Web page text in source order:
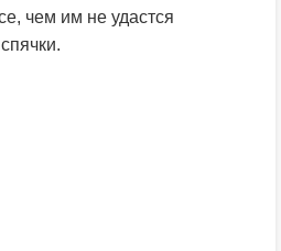
чем им не удастся